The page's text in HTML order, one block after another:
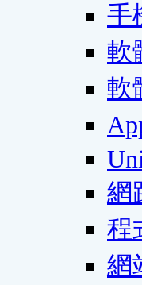
手
軟
軟
網
程
網